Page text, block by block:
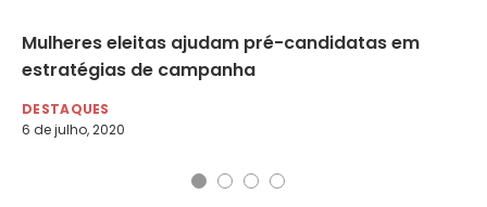
Mulheres eleitas ajudam pré-candidatas em
estratégias de campanha
DESTAQUES
6 de julho, 2020